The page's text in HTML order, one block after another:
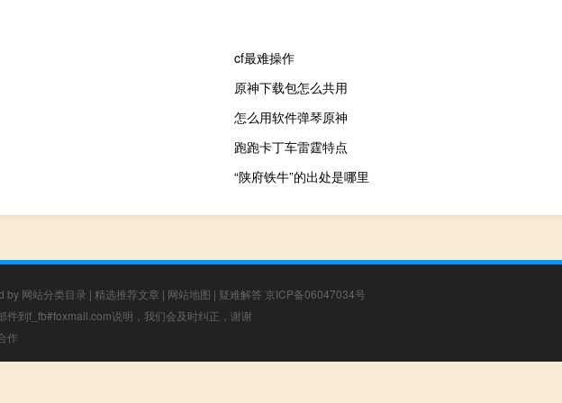
cf最难操作
原神下载包怎么共用
怎么用软件弹琴原神
跑跑卡丁车雷霆特点
“陕府铁牛”的出处是哪里
by 网站分类目录 | 精选推荐文章 | 网站地图 | 疑难解答 京ICP备06047034号
到f_fb#foxmail.com说明，我们会及时纠正，谢谢
作